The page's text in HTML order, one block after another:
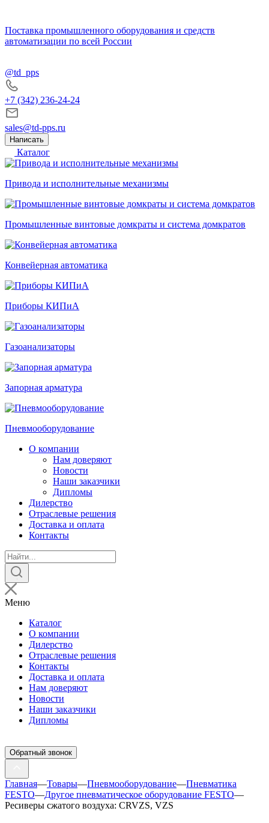
Поставка промышленного оборудования и средств
автоматизации по всей России
@td_pps
+7 (342) 236-24-24
sales@td-pps.ru
Написать
Каталог
Привода и исполнительные механизмы
Промышленные винтовые домкраты и система домкратов
Конвейерная автоматика
Приборы КИПиА
Газоанализаторы
Запорная арматура
Пневмооборудование
О компании
Нам доверяют
Новости
Наши заказчики
Дипломы
Дилерство
Отраслевые решения
Доставка и оплата
Контакты
Поиск
товаров
Меню
Каталог
О компании
Дилерство
Отраслевые решения
Контакты
Доставка и оплата
Нам доверяют
Новости
Наши заказчики
Дипломы
Обратный звонок
Главная—Товары—Пневмооборудование—Пневматика
FESTO—Другое пневматическое оборудование FESTO—
Ресиверы сжатого воздуха: CRVZS, VZS